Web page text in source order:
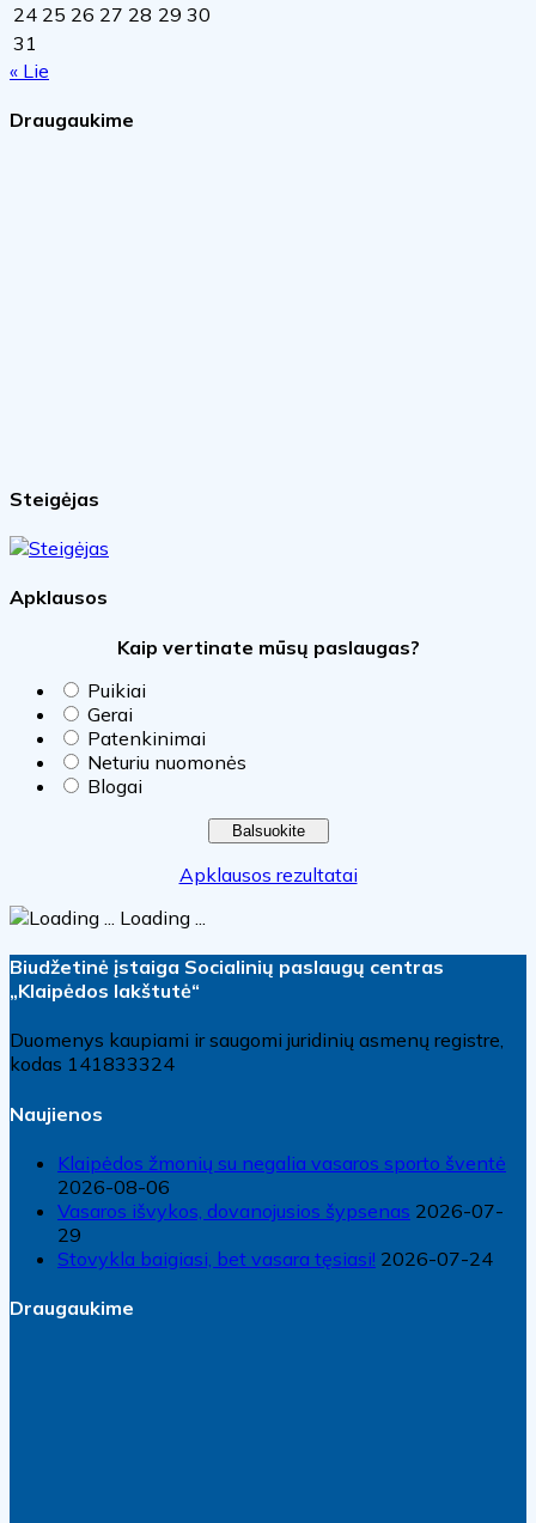
24 25 26 27 28 29 30
31
« Lie
Draugaukime
Steigėjas
Apklausos
Kaip vertinate mūsų paslaugas?
Puikiai
Gerai
Patenkinimai
Neturiu nuomonės
Blogai
Apklausos rezultatai
Loading ...
Biudžetinė įstaiga Socialinių paslaugų centras
„Klaipėdos lakštutė“
Duomenys kaupiami ir saugomi juridinių asmenų registre,
kodas 141833324
Naujienos
Klaipėdos žmonių su negalia vasaros sporto šventė
2026-08-06
Vasaros išvykos, dovanojusios šypsenas 2026-07-
29
Stovykla baigiasi, bet vasara tęsiasi! 2026-07-24
Draugaukime